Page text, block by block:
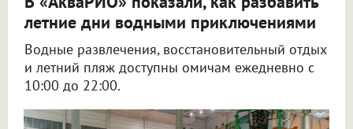
летние дни водными приключениями
Водные развлечения, восстановительный отдых
и летний пляж доступны омичам ежедневно с
10:00 до 22:00.